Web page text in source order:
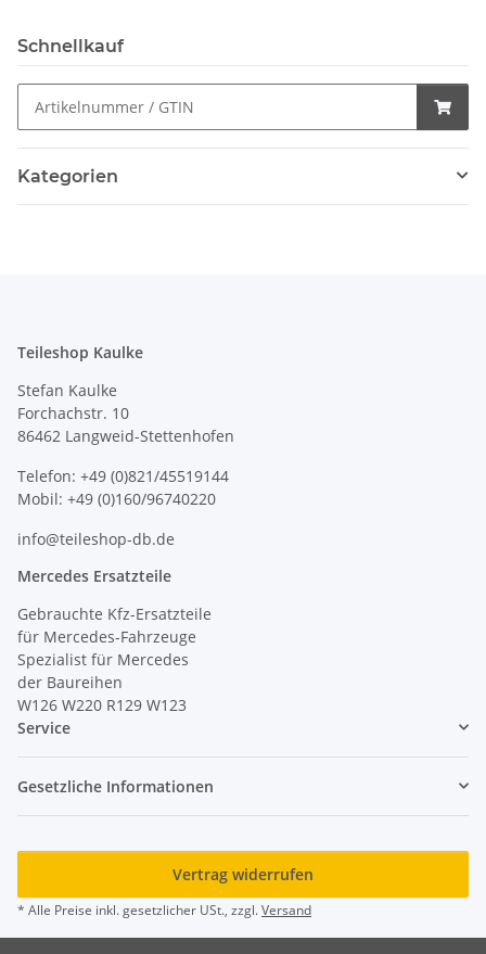
Schnellkauf
Kategorien
Teileshop Kaulke
Stefan Kaulke
Forchachstr. 10
86462 Langweid-Stettenhofen
Telefon: +49 (0)821/45519144
Mobil: +49 (0)160/96740220
info@teileshop-db.de
Mercedes Ersatzteile
Gebrauchte Kfz-Ersatzteile
für Mercedes-Fahrzeuge
Spezialist für Mercedes
der Baureihen
W126 W220 R129 W123
Service
Gesetzliche Informationen
Vertrag widerrufen
* Alle Preise inkl. gesetzlicher USt., zzgl.Versand